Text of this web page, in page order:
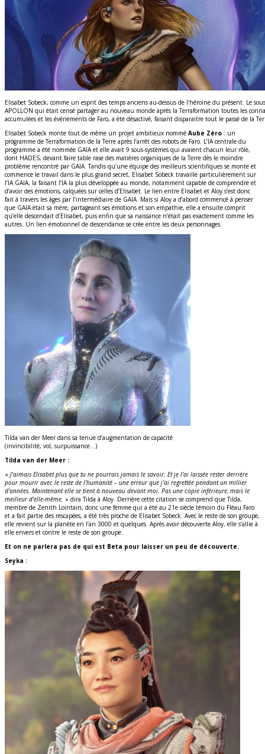
Elisabet Sobeck, comme un esprit des temps anciens au-dessus de l’héroïne du présent. Le
APOLLON qui était censé partager au nouveau monde après la Terraformation toutes les
accumulées et les événements de Faro, a été désactivé, faisant disparaitre tout le passé de la
Elisabet Sobeck monte tout de même un projet ambitieux nommé Aube Zéro : un
programme de Terraformation de la Terre après l’arrêt des robots de Faro. L’IA centrale du
programme a été nommée GAIA et elle avait 9 sous-systèmes qui avaient chacun leur rôle,
dont HADES, devant faire table rase des matières organiques de la Terre dès le moindre
problème rencontré par GAIA. Tandis qu’une équipe des meilleurs scientifiques se monte et
commence le travail dans le plus grand secret, Elisabet Sobeck travaille particulièrement sur
l’IA GAIA, la faisant l’IA la plus développée au monde, notamment capable de comprendre et
d’avoir des émotions, calquées sur celles d’Elisabet. Le lien entre Elisabet et Aloy s’est donc
fait à travers les âges par l’intermédiaire de GAIA. Mais si Aloy a d’abord commencé à penser
que GAIA était sa mère, partageant ses émotions et son empathie, elle a ensuite comprit
qu’elle descendait d’Elisabet, puis enfin que sa naissance n’était pas exactement comme les
autres. Un lien émotionnel de descendance se crée entre les deux personnages.
Tilda van der Meer dans sa tenue d’augmentation de capacité
(invincibilité, vol, surpuissance…)
Tilda van der Meer :
« J’aimais Elisabet plus que tu ne pourrais jamais le savoir. Et je l’ai laissée rester derrière
pour mourir avec le reste de l’humanité – une erreur que j’ai regrettée pendant un millier
d’années. Maintenant elle se tient à nouveau devant moi. Pas une copie inférieure, mais le
meilleur d’elle-même. » dira Tilda à Aloy. Derrière cette citation se comprend que Tilda,
membre de Zenith Lointain, donc une femme qui a été au 21e siècle témoin du Fléau Faro
et a fait partie des rescapées, a été très proche de Elisabet Sobeck. Avec le reste de son groupe,
elle revient sur la planète en l’an 3000 et quelques. Après avoir découverte Aloy, elle s’allie à
elle envers et contre le reste de son groupe.
Et on ne parlera pas de qui est Beta pour laisser un peu de découverte.
Seyka :